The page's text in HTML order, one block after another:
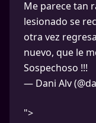
Me parece tan
lesionado se
otra vez
nuevo, que le
Sospechoso !!!
— Dani Alv
">